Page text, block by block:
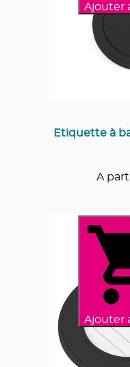
Ajouter
Etiquette à
A
Ajouter